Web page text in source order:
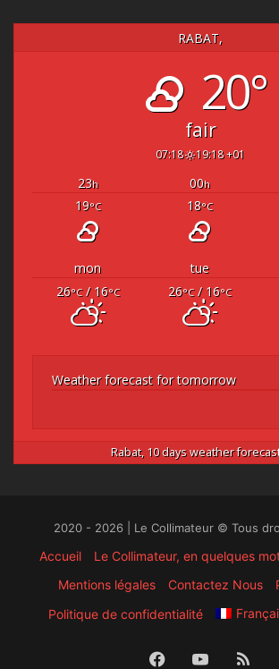
RABAT,
20°
fair
07:18 19:18 +01
23h 00h
19°C 18°C
mon tue
26°C/ 16°C 26°C/ 16°C
Weather forecast for tomorrow
Rabat, 10 days weather
2020 - 2026 | Le Collimateur © Tous
Accueil Le Collimateur, en quelques
Mentions légales
Contactez Nous
Politique de confidentialité
FacebookYouTube